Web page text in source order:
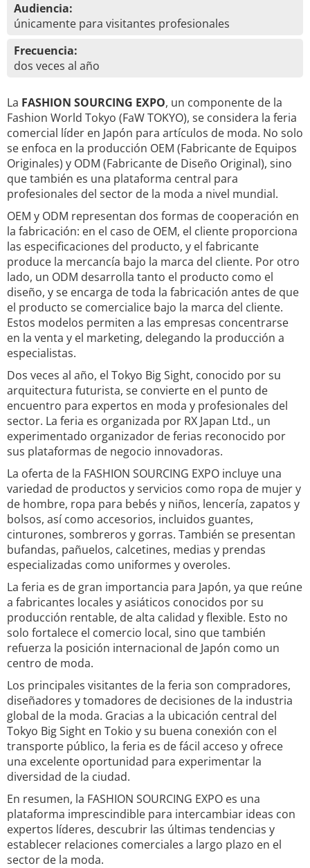
Audiencia:
únicamente para visitantes profesionales
Frecuencia:
dos veces al año
La FASHION SOURCING EXPO, un componente de la
Fashion World Tokyo (FaW TOKYO), se considera la feria
comercial líder en Japón para artículos de moda. No solo
se enfoca en la producción OEM (Fabricante de Equipos
Originales) y ODM (Fabricante de Diseño Original), sino
que también es una plataforma central para
profesionales del sector de la moda a nivel mundial.
OEM y ODM representan dos formas de cooperación en
la fabricación: en el caso de OEM, el cliente proporciona
las especificaciones del producto, y el fabricante
produce la mercancía bajo la marca del cliente. Por otro
lado, un ODM desarrolla tanto el producto como el
diseño, y se encarga de toda la fabricación antes de que
el producto se comercialice bajo la marca del cliente.
Estos modelos permiten a las empresas concentrarse
en la venta y el marketing, delegando la producción a
especialistas.
Dos veces al año, el Tokyo Big Sight, conocido por su
arquitectura futurista, se convierte en el punto de
encuentro para expertos en moda y profesionales del
sector. La feria es organizada por RX Japan Ltd., un
experimentado organizador de ferias reconocido por
sus plataformas de negocio innovadoras.
La oferta de la FASHION SOURCING EXPO incluye una
variedad de productos y servicios como ropa de mujer y
de hombre, ropa para bebés y niños, lencería, zapatos y
bolsos, así como accesorios, incluidos guantes,
cinturones, sombreros y gorras. También se presentan
bufandas, pañuelos, calcetines, medias y prendas
especializadas como uniformes y overoles.
La feria es de gran importancia para Japón, ya que reúne
a fabricantes locales y asiáticos conocidos por su
producción rentable, de alta calidad y flexible. Esto no
solo fortalece el comercio local, sino que también
refuerza la posición internacional de Japón como un
centro de moda.
Los principales visitantes de la feria son compradores,
diseñadores y tomadores de decisiones de la industria
global de la moda. Gracias a la ubicación central del
Tokyo Big Sight en Tokio y su buena conexión con el
transporte público, la feria es de fácil acceso y ofrece
una excelente oportunidad para experimentar la
diversidad de la ciudad.
En resumen, la FASHION SOURCING EXPO es una
plataforma imprescindible para intercambiar ideas con
expertos líderes, descubrir las últimas tendencias y
establecer relaciones comerciales a largo plazo en el
sector de la moda.